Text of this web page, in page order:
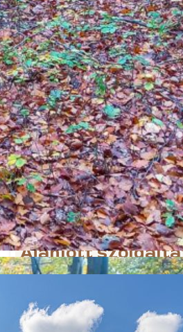
kérhetsz:
Túravezető: Révész Zoltán
Túraútvonallal kapcsolatban: Tóth
+36 20 248 7774
E-mail: eszakmatra@gmail.com
TV interjú a
Ajánlott